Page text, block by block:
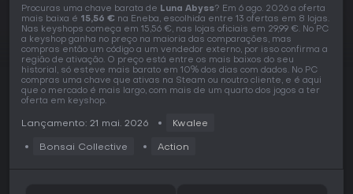
Procuras uma chave barata de Luna Abyss? Em 6 ago. 2026 a oferta
mais baixa é 15,56 € na Eneba, escolhida entre 13 ofertas em 8 lojas.
Nas keyshops começa em 15,56 €, nas lojas oficiais em 29,99 €. No PC
a keyshop ganha no preço na maioria das comparações, mas
compras então um código a um vendedor externo, por isso confirma a
região de ativação. O preço está entre os mais baixos do seu
historial, só esteve mais barato em 10% dos dias com dados. No PC
compras uma chave que ativas na Steam ou noutro cliente, e é aqui
que o mercado é mais largo, com mais de um quarto dos jogos a ter
oferta em keyshop.
Lançamento: 21 mai. 2026 Kwalee
Bonsai Collective Action